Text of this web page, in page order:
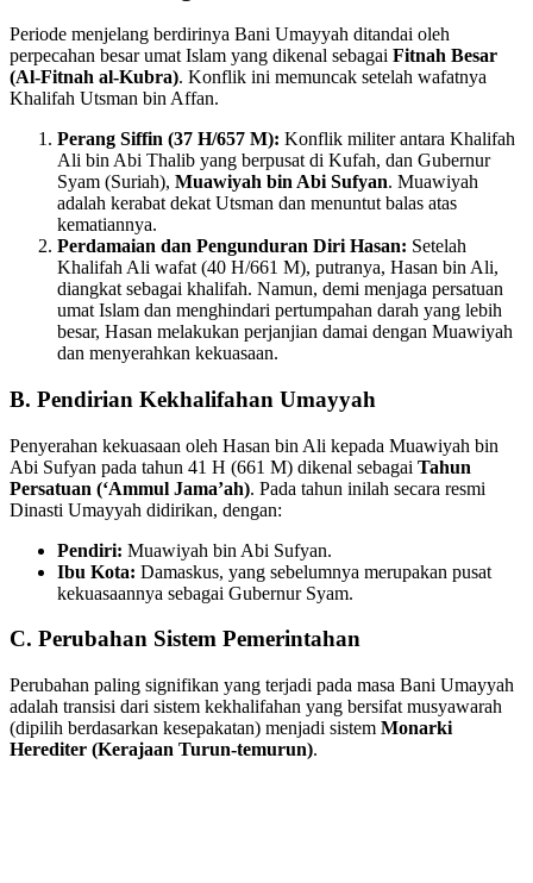
Periode menjelang berdirinya Bani Umayyah ditandai oleh
perpecahan besar umat Islam yang dikenal sebagai Fitnah Besar
(Al-Fitnah al-Kubra). Konflik ini memuncak setelah wafatnya
Khalifah Utsman bin Affan.
Perang Siffin (37 H/657 M): Konflik militer antara Khalifah
Ali bin Abi Thalib yang berpusat di Kufah, dan Gubernur
Syam (Suriah), Muawiyah bin Abi Sufyan. Muawiyah
adalah kerabat dekat Utsman dan menuntut balas atas
kematiannya.
Perdamaian dan Pengunduran Diri Hasan: Setelah
Khalifah Ali wafat (40 H/661 M), putranya, Hasan bin Ali,
diangkat sebagai khalifah. Namun, demi menjaga persatuan
umat Islam dan menghindari pertumpahan darah yang lebih
besar, Hasan melakukan perjanjian damai dengan Muawiyah
dan menyerahkan kekuasaan.
B. Pendirian Kekhalifahan Umayyah
Penyerahan kekuasaan oleh Hasan bin Ali kepada Muawiyah bin
Abi Sufyan pada tahun 41 H (661 M) dikenal sebagai Tahun
Persatuan (‘Ammul Jama’ah). Pada tahun inilah secara resmi
Dinasti Umayyah didirikan, dengan:
Pendiri: Muawiyah bin Abi Sufyan.
Ibu Kota: Damaskus, yang sebelumnya merupakan pusat
kekuasaannya sebagai Gubernur Syam.
C. Perubahan Sistem Pemerintahan
Perubahan paling signifikan yang terjadi pada masa Bani Umayyah
adalah transisi dari sistem kekhalifahan yang bersifat musyawarah
(dipilih berdasarkan kesepakatan) menjadi sistem Monarki
Herediter (Kerajaan Turun-temurun).